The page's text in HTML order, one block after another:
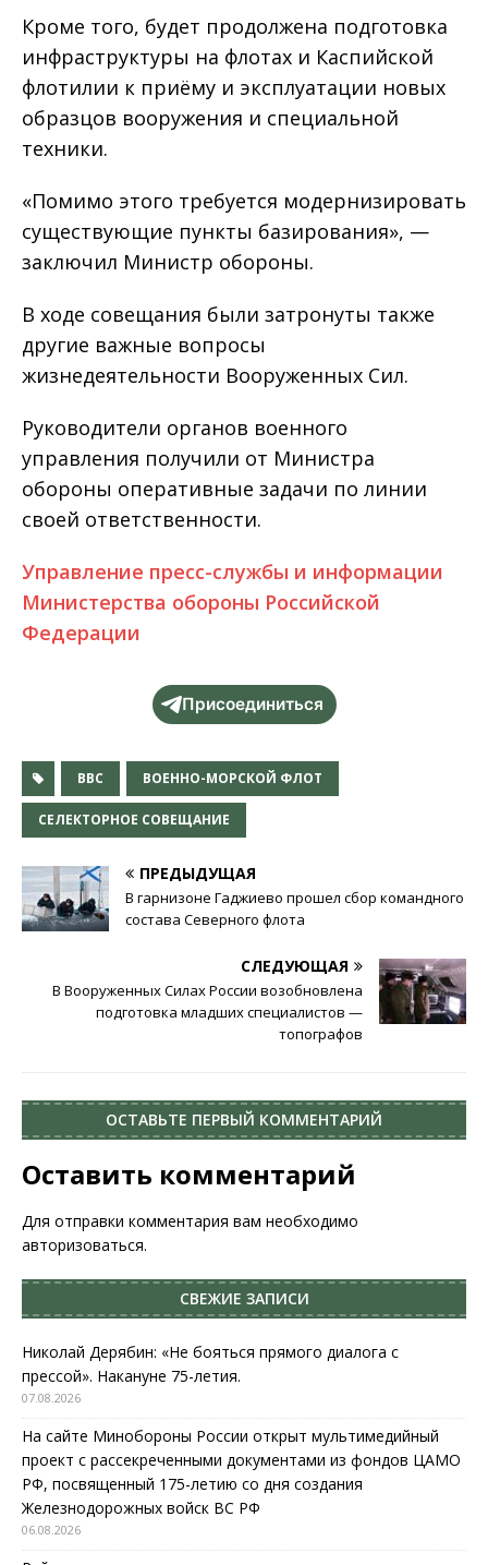
Кроме того, будет продолжена подго­товка
инфраструктуры на флотах и Каспийской
флотилии к приёму и эксплуатации новых
образцов вооружения и специальной
техники.
«Помимо этого требуется модернизировать
существующие пункты базирования», —
заключил Министр обороны.
В ходе совещания были затронуты также
другие важные вопросы
жизнедеятельности Вооруженных Сил.
Руководители органов военного
управления получили от Министра
обороны оперативные задачи по линии
своей ответственности.
Управление пресс-службы и информации
Министерства обороны Российской
Федерации
Присоединиться
ВВС ВОЕННО-МОРСКОЙ ФЛОТ
СЕЛЕКТОРНОЕ СОВЕЩАНИЕ
ПРЕДЫДУЩАЯ
В гарнизоне Гаджиево прошел сбор командного
состава Северного флота
СЛЕДУЮЩАЯ
В Вооруженных Силах России возобновлена
подготовка младших специалистов —
топографов
ОСТАВЬТЕ ПЕРВЫЙ КОММЕНТАРИЙ
Оставить комментарий
Для отправки комментария вам необходимо
авторизоваться.
СВЕЖИЕ ЗАПИСИ
Николай Дерябин: «Не бояться прямого диалога с
прессой». Накануне 75-летия.
07.08.2026
На сайте Минобороны России открыт мультимедийный
проект с рассекреченными документами из фондов ЦАМО
РФ, посвященный 175-летию со дня создания
Железнодорожных войск ВС РФ
06.08.2026